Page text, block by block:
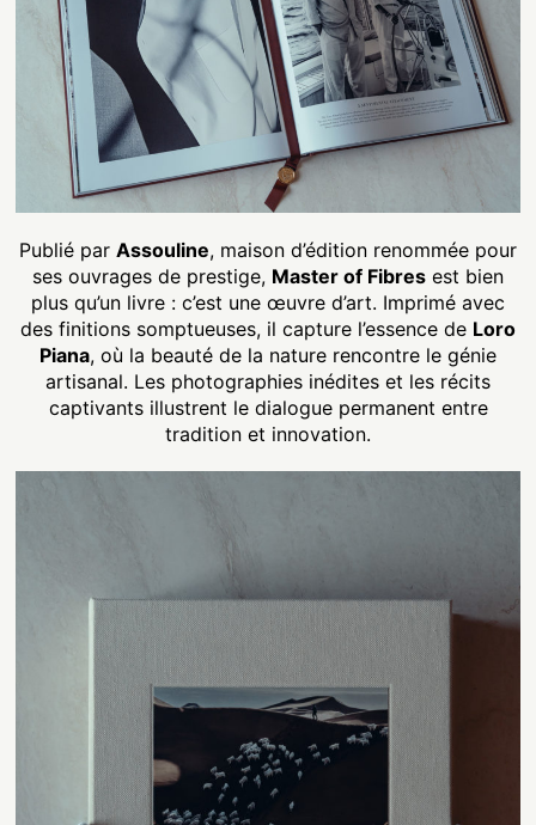
Publié par Assouline, maison d’édition renommée pour
ses ouvrages de prestige, Master of Fibres est bien
plus qu’un livre : c’est une œuvre d’art. Imprimé avec
des finitions somptueuses, il capture l’essence de Loro
Piana, où la beauté de la nature rencontre le génie
artisanal. Les photographies inédites et les récits
captivants illustrent le dialogue permanent entre
tradition et innovation.